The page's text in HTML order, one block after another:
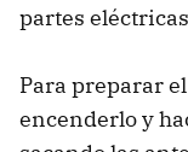
partes
Para preparar
encenderlo y